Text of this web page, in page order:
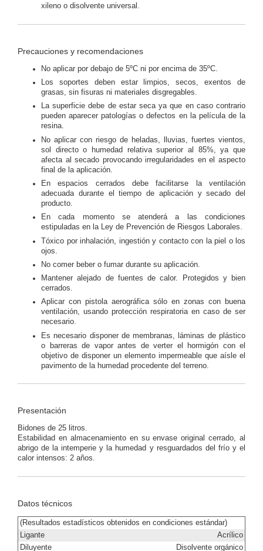
xileno o disolvente universal.
Precauciones y recomendaciones
No aplicar por debajo de 5ºC ni por encima de 35ºC.
Los soportes deben estar limpios, secos, exentos de
grasas, sin fisuras ni materiales disgregables.
La superficie debe de estar seca ya que en caso contrario
pueden aparecer patologías o defectos en la película de la
resina.
No aplicar con riesgo de heladas, lluvias, fuertes vientos,
sol directo o humedad relativa superior al 85%, ya que
afecta al secado provocando irregularidades en el aspecto
final de la aplicación.
En espacios cerrados debe facilitarse la ventilación
adecuada durante el tiempo de aplicación y secado del
producto.
En cada momento se atenderá a las condiciones
estipuladas en la Ley de Prevención de Riesgos Laborales.
Tóxico por inhalación, ingestión y contacto con la piel o los
ojos.
No comer beber o fumar durante su aplicación.
Mantener alejado de fuentes de calor. Protegidos y bien
cerrados.
Aplicar con pistola aerográfica sólo en zonas con buena
ventilación, usando protección respiratoria en caso de ser
necesario.
Es necesario disponer de membranas, láminas de plástico
o barreras de vapor antes de verter el hormigón con el
objetivo de disponer un elemento impermeable que aísle el
pavimento de la humedad procedente del terreno.
Presentación
Bidones de 25 litros.
Estabilidad en almacenamiento en su envase original cerrado, al
abrigo de la intemperie y la humedad y resguardados del frío y el
calor intensos: 2 años.
Datos técnicos
(Resultados estadísticos obtenidos en condiciones estándar)
Ligante
Acrílico
Diluyente
Disolvente orgánico